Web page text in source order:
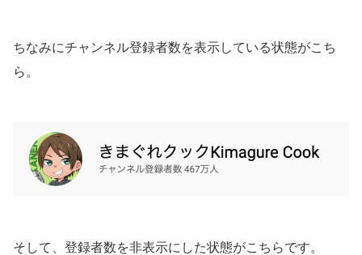
ちなみにチャンネル登録者数を表示している状態がこち
ら。
そして、登録者数を非表示にした状態がこちらです。